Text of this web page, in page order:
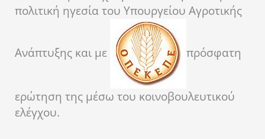
πολιτική ηγεσία του Υπουργείου Αγροτικής
Ανάπτυξης και με πρόσφατη
ερώτηση της μέσω του κοινοβουλευτικού
ελέγχου.